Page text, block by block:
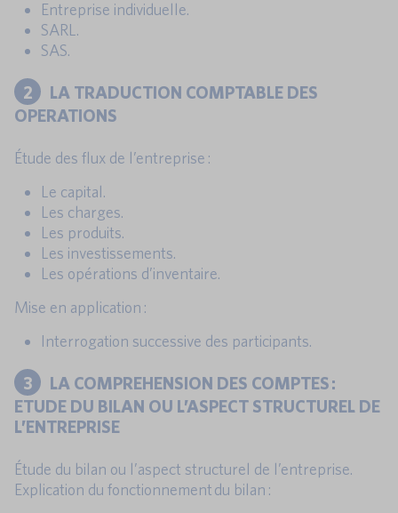
Entreprise individuelle.
SARL.
SAS.
2
LA TRADUCTION COMPTABLE DES
OPERATIONS
Étude des flux de l’entreprise :
Le capital.
Les charges.
Les produits.
Les investissements.
Les opérations d’inventaire.
Mise en application :
Interrogation successive des participants.
3
LA COMPREHENSION DES COMPTES :
ETUDE DU BILAN OU L’ASPECT STRUCTUREL DE
L’ENTREPRISE
Étude du bilan ou l’aspect structurel de l’entreprise.
Explication du fonctionnement du bilan :